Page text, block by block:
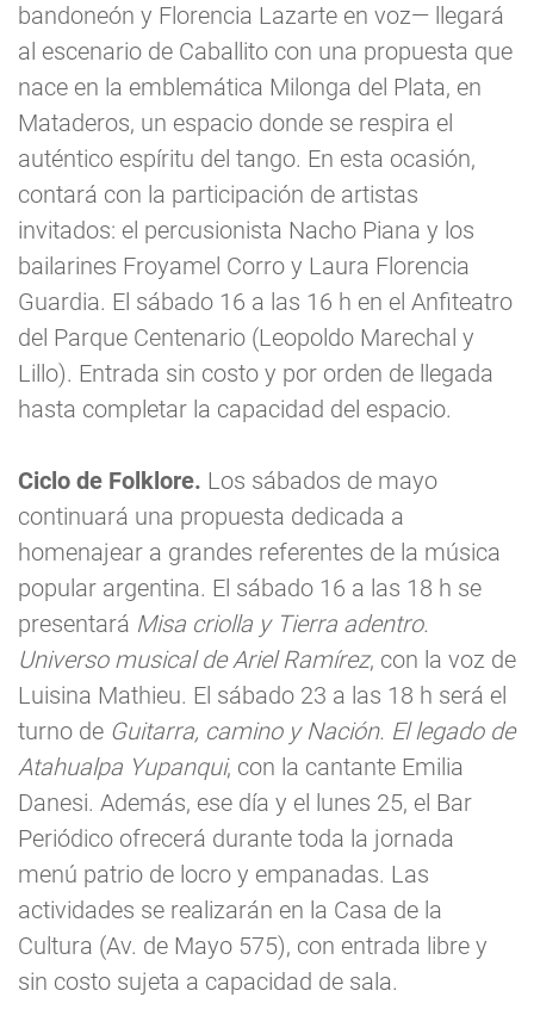
bandoneón y Florencia Lazarte en voz— llegará
al escenario de Caballito con una propuesta que
nace en la emblemática Milonga del Plata, en
Mataderos, un espacio donde se respira el
auténtico espíritu del tango. En esta ocasión,
contará con la participación de artistas
invitados: el percusionista Nacho Piana y los
bailarines Froyamel Corro y Laura Florencia
Guardia. El sábado 16 a las 16 h en el Anfiteatro
del Parque Centenario (Leopoldo Marechal y
Lillo). Entrada sin costo y por orden de llegada
hasta completar la capacidad del espacio.
Ciclo de Folklore. Los sábados de mayo
continuará una propuesta dedicada a
homenajear a grandes referentes de la música
popular argentina. El sábado 16 a las 18 h se
presentará Misa criolla y Tierra adentro.
Universo musical de Ariel Ramírez, con la voz de
Luisina Mathieu. El sábado 23 a las 18 h será el
turno de Guitarra, camino y Nación. El legado de
Atahualpa Yupanqui, con la cantante Emilia
Danesi. Además, ese día y el lunes 25, el Bar
Periódico ofrecerá durante toda la jornada
menú patrio de locro y empanadas. Las
actividades se realizarán en la Casa de la
Cultura (Av. de Mayo 575), con entrada libre y
sin costo sujeta a capacidad de sala.